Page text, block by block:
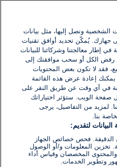
الشخصية ونصل إليها، مثل بيانات
جهازك. يُمكّن تحديد أوافق تقنيات
إطار معالجتنا وشركائنا للبيانات
رفض الكل أو سحب موافقتك إلى
فقد لا تكون بعض المحتويات
يمكنك إعادة عرض هذه القائمة
في أي وقت عن طريق النقر على
صفحة الويب. ستؤثر اختياراتك
لمزيد من التفاصيل، يرجى
بنا.
لتقديم:
الدقيقة. فحص خصائص الجهاز
تخزين المعلومات و/أو الوصول
والمحتوى المخصصان وقياس أداء
وتطوير الخدمات.